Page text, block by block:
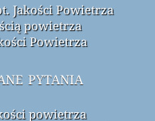
Jakości Powietrza
powietrza
Powietrza
pytania
powietrza